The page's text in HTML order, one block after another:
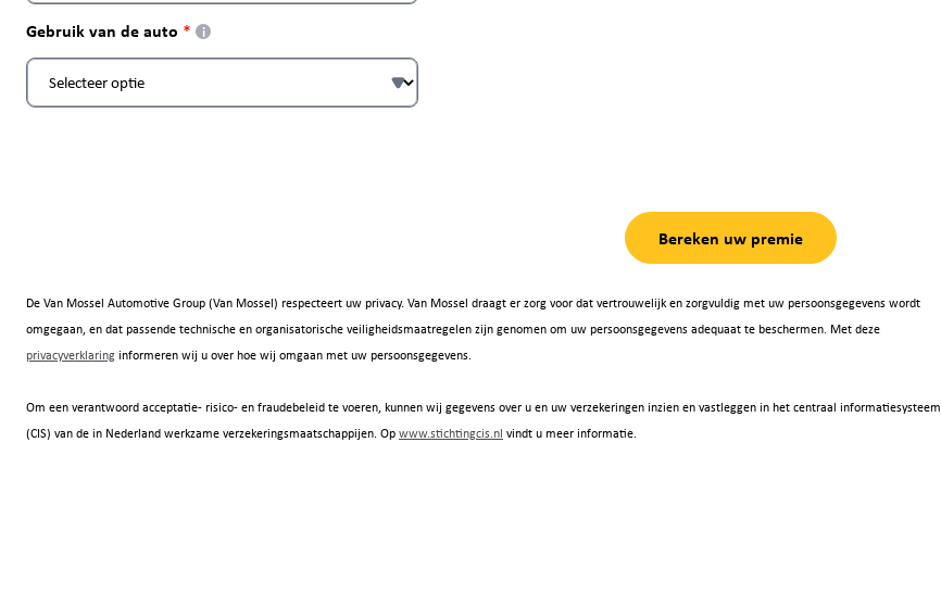
Gebruik van de auto i
Bereken uw premie
De Van Mossel Automotive Group (Van Mossel) respecteert uw privacy. Van Mossel draagt er zorg voor dat vertrouwelijk en zorgvuldig met uw persoonsgegevens wordt
omgegaan, en dat passende technische en organisatorische veiligheidsmaatregelen zijn genomen om uw persoonsgegevens adequaat te beschermen. Met deze
privacyverklaringinformeren wij u over hoe wij omgaan met uw persoonsgegevens.
Om een verantwoord acceptatie- risico- en fraudebeleid te voeren, kunnen wij gegevens over u en uw verzekeringen inzien en vastleggen in het centraal informatiesysteem
(CIS) van de in Nederland werkzame verzekeringsmaatschappijen. Opwww.stichtingcis.nl vindt u meer informatie.